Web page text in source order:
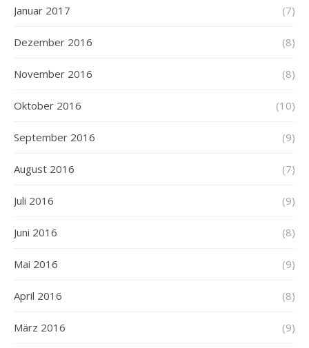
Januar 2017 (7)
Dezember 2016 (8)
November 2016 (8)
Oktober 2016 (10)
September 2016 (9)
August 2016 (7)
Juli 2016 (9)
Juni 2016 (8)
Mai 2016 (9)
April 2016 (8)
März 2016 (9)